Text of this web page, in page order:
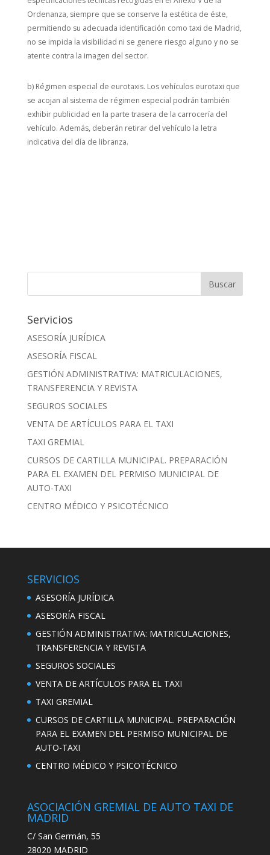
Ordenanza, siempre que se conserve la estética de éste,
permitiendo su adecuada identificación como taxi de Madrid,
no se impida la visibilidad ni se genere riesgo alguno y no se
atente contra la imagen del sector.
b) Régimen especial de eurotaxis. Los vehículos eurotaxi que
se acojan al sistema de régimen especial podrán también
exhibir publicidad en la parte trasera de la carrocería del
vehículo. Además, deberán retirar del vehículo la letra
indicativa del día de libranza.
Servicios
ASESORÍA JURÍDICA
ASESORÍA FISCAL
GESTIÓN ADMINISTRATIVA: MATRICULACIONES,
TRANSFERENCIA Y REVISTA
SEGUROS SOCIALES
VENTA DE ARTÍCULOS PARA EL TAXI
TAXI GREMIAL
CURSOS DE CARTILLA MUNICIPAL. PREPARACIÓN
PARA EL EXAMEN DEL PERMISO MUNICIPAL DE
AUTO-TAXI
CENTRO MÉDICO Y PSICOTÉCNICO
SERVICIOS
ASESORÍA JURÍDICA
ASESORÍA FISCAL
GESTIÓN ADMINISTRATIVA: MATRICULACIONES,
TRANSFERENCIA Y REVISTA
SEGUROS SOCIALES
VENTA DE ARTÍCULOS PARA EL TAXI
TAXI GREMIAL
CURSOS DE CARTILLA MUNICIPAL. PREPARACIÓN
PARA EL EXAMEN DEL PERMISO MUNICIPAL DE
AUTO-TAXI
CENTRO MÉDICO Y PSICOTÉCNICO
ASOCIACIÓN GREMIAL DE AUTO TAXI DE
MADRID
C/ San Germán, 55
28020 MADRID